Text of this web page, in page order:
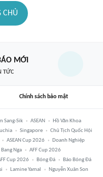
CHỦ
MỚI
TỨC
Chính sách bảo mật
Sang-Sik ASEAN
Hồ Văn Khoa
Singapore
Chủ Tịch Quốc Hội
ASEAN Cup 2026
Doanh Nghiệp
Nga
AFF Cup 2026
Cup 2026 Bóng Đá
Báo Bóng Đá
Lamine Yamal
Nguyễn Xuân Son